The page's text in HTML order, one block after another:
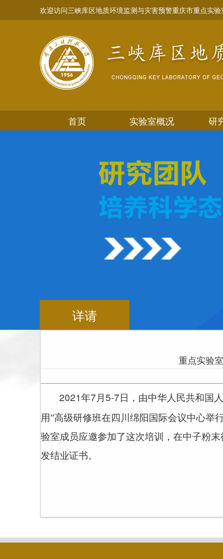
欢迎访问三峡库区地质环境监测与灾害预警重庆市重点实验
首页 实验室概况 研
详请
重点实验
2021年7 月 5-7 日，由中华人民共和国
用”高级研修班在四川绵阳国际会议中心举
验室成员应邀参加了这次培训，在中子粉
发结业证书。